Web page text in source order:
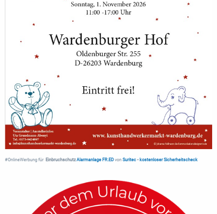
#OnlineWerbung für Einbruchschutz Alarmanlage FR.ED von Suritec • kostenloser Sicherheitscheck